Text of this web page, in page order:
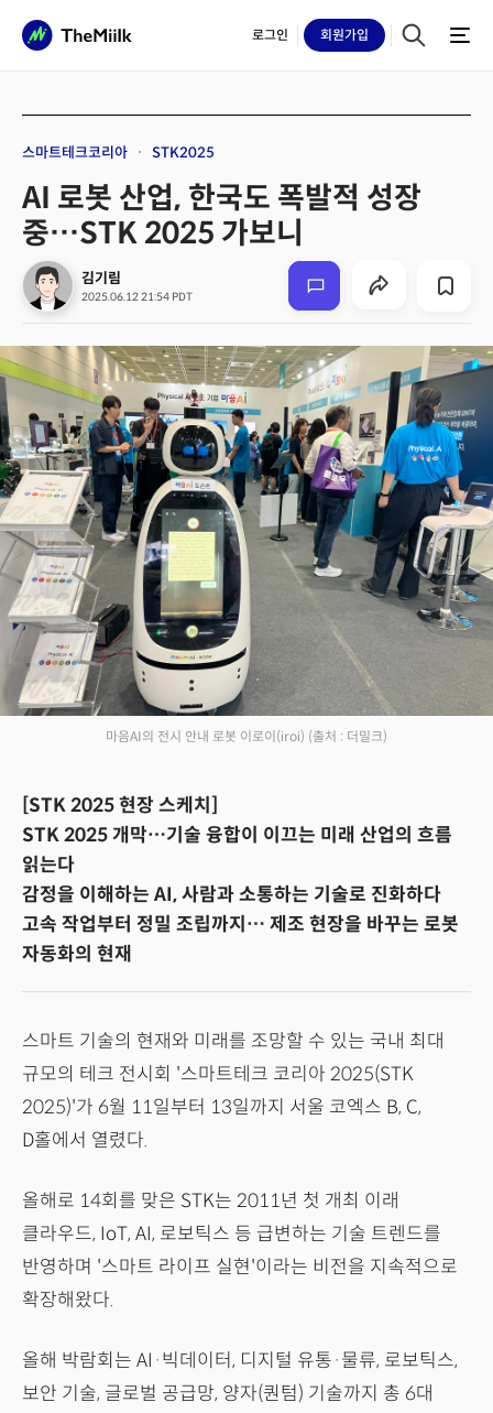
로그인 회원가입
스마트테크코리아 STK2025
AI 로봇 산업, 한국도 폭발적 성장
중…STK 2025 가보니
김기림
2025.06.12 21:54 PDT
마음AI의 전시 안내 로봇 이로이(iroi) (출처 : 더밀크)
[STK 2025 현장 스케치]
STK 2025 개막…기술 융합이 이끄는 미래 산업의 흐름
읽는다
감정을 이해하는 AI, 사람과 소통하는 기술로 진화하다
고속 작업부터 정밀 조립까지… 제조 현장을 바꾸는 로봇
자동화의 현재
스마트 기술의 현재와 미래를 조망할 수 있는 국내 최대
규모의 테크 전시회 '스마트테크 코리아 2025(STK
2025)'가 6월 11일부터 13일까지 서울 코엑스 B, C,
D홀에서 열렸다.
올해로 14회를 맞은 STK는 2011년 첫 개최 이래
클라우드, IoT, AI, 로보틱스 등 급변하는 기술 트렌드를
반영하며 '스마트 라이프 실현'이라는 비전을 지속적으로
확장해왔다.
올해 박람회는 AI·빅데이터, 디지털 유통·물류, 로보틱스,
보안 기술, 글로벌 공급망, 양자(퀀텀) 기술까지 총 6대